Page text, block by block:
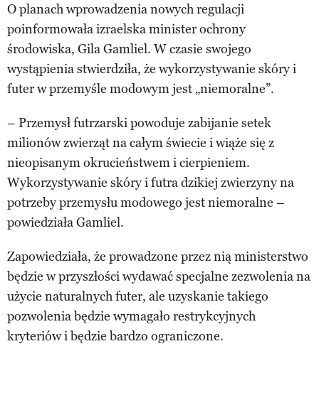
O planach wprowadzenia nowych regulacji
poinformowała izraelska minister ochrony
środowiska, Gila Gamliel. W czasie swojego
wystąpienia stwierdziła, że ​​wykorzystywanie skóry i
futer w przemyśle modowym jest „niemoralne”.
– Przemysł futrzarski powoduje zabijanie setek
milionów zwierząt na całym świecie i wiąże się z
nieopisanym okrucieństwem i cierpieniem.
Wykorzystywanie skóry i futra dzikiej zwierzyny na
potrzeby przemysłu modowego jest niemoralne –
powiedziała Gamliel.
Zapowiedziała, że prowadzone przez nią ministerstwo
będzie w przyszłości wydawać specjalne zezwolenia na
użycie naturalnych futer, ale uzyskanie takiego
pozwolenia będzie wymagało restrykcyjnych
kryteriów i będzie bardzo ograniczone.